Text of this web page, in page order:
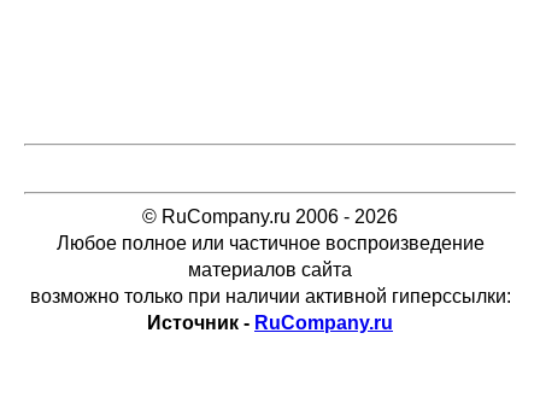
© RuCompany.ru 2006 - 2026
Любое полное или частичное воспроизведение
материалов сайта
возможно только при наличии активной гиперссылки:
Источник - RuCompany.ru